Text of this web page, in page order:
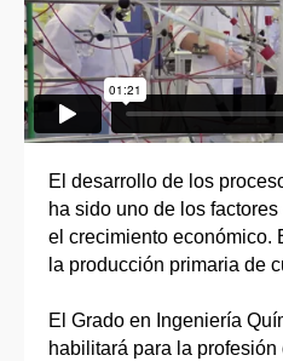
El desarrollo de los
ha sido uno de los
el crecimiento económico.
la producción primaria de
El Grado en Ingeniería
habilitará para la